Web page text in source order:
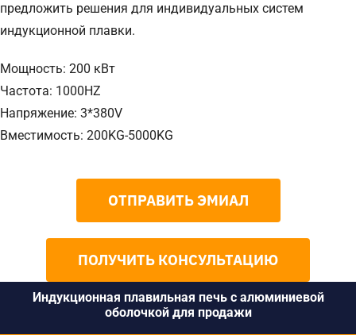
предложить решения для индивидуальных систем
индукционной плавки.
Мощность: 200 кВт
Частота: 1000HZ
Напряжение: 3*380V
Вместимость: 200KG-5000KG
ОТПРАВИТЬ ЭМИАЛ
ПОЛУЧИТЬ КОНСУЛЬТАЦИЮ
Индукционная плавильная печь с алюминиевой
оболочкой для продажи